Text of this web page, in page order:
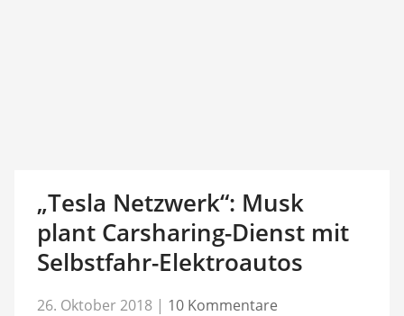
„Tesla Netzwerk“: Musk
plant Carsharing-Dienst mit
Selbstfahr-Elektroautos
26. Oktober 2018 | 10 Kommentare